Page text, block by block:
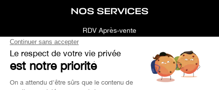
NOS SERVICES
RDV Après-vente
Simulateur